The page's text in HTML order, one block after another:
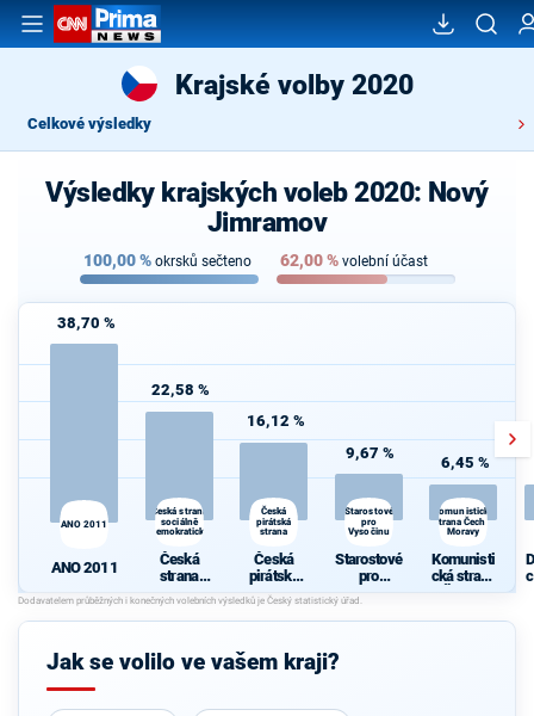
Krajské volby 2020
Celkové výsledky
Výsledky krajských voleb 2020: Nový
Jimramov
100,00% okrsků sečteno 62,00% volební účast
38,70 %
ANO 2011
ANO 2011
22,58 %
Česká strana
sociálně
demokratická
Česká
strana
sociálně
demokrati
cká
16,12 %
Česká
pirátská
strana
Česká
pirátská
strana
9,67 %
Starostové
pro
Vysočinu
Starostové
pro
Vysočinu
6,45 %
Komunistická
strana Čech a
Moravy
Komunisti
cká strana
Čech a
Jak se volilo ve vašem kraji?